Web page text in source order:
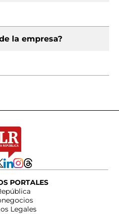
la empresa?
PORTALES
Legales